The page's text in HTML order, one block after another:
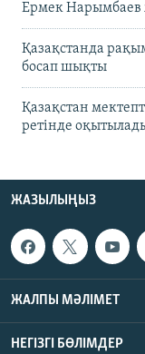
Ермек Нарымбаев
Қазақстанда
босап шықты
Қазақстан
ретінде
ЖАЗЫЛЫҢЫЗ
ЖАЛПЫ МӘЛІМЕТ
НЕГІЗГІ БӨЛІМДЕР